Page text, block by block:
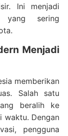
Ini menjadi
yang sering
Menjadi
memberikan
Salah satu
beralih ke
waktu. Dengan
pengguna